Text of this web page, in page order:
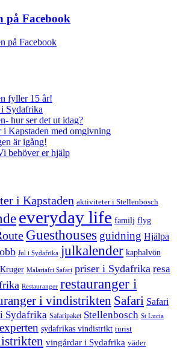
på Facebook
på Facebook
fyller 15 år!
Sydafrika
hur ser det ut idag?
i Kapstaden med omgivning
är igång!
behöver er hjälp
i Kapstaden aktiviteter i Stellenbosch
everyday life familj flyg
Guesthouses guidning Hjälpa
Jul i Sydafrika julkalender kaphalvön
Kruger Malariafri Safari priser i Sydafrika resa
Restauranger restauranger i
i vindistrikten Safari Safari
Sydafrika Safaripaket Stellenbosch St Lucia
sydafrikas vindistrikt turist
vingårdar i Sydafrika väder